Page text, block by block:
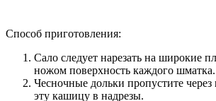
Способ приготовления:
Сало следует нарезать на широкие
ножом поверхность каждого шматка.
Чесночные дольки пропустите через
эту кашицу в надрезы.